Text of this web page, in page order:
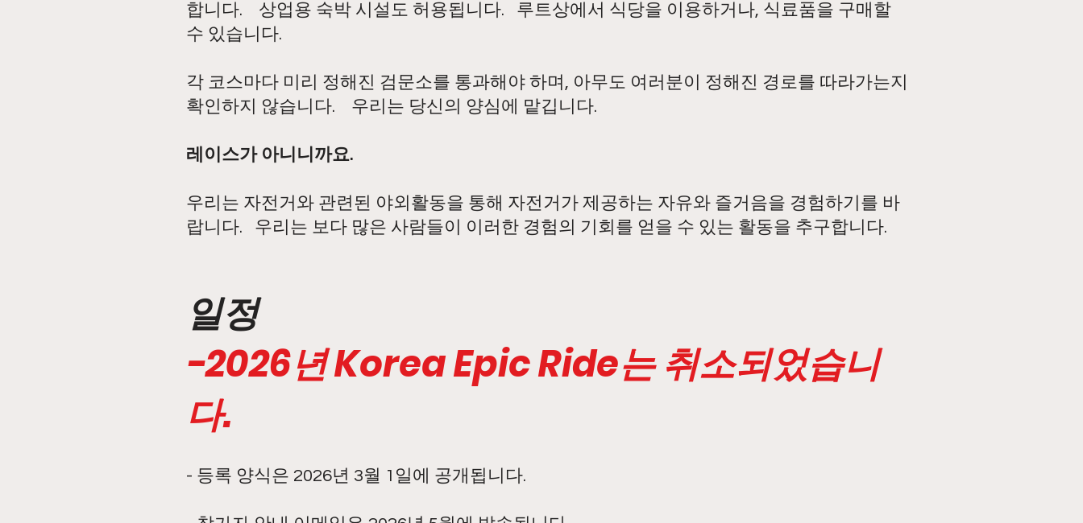
합니다. 상업용 숙박 시설도 허용됩니다. 루트상에서 식당을 이용하거나, 식료품을 구매할
수 있습니다.
각 코스마다 미리 정해진 검문소를 통과해야 하며, 아무도 여러분이 정해진 경로를 따라가는지
확인하지 않습니다. 우리는 당신의 양심에 맡깁니다.
레이스가 아니니까요.
우리는 자전거와 관련된 야외활동을 통해 자전거가 제공하는 자유와 즐거음을 경험하기를 바
랍니다. 우리는 보다 많은 사람들이 이러한 경험의 기회를 얻을 수 있는 활동을 추구합니다.
일정
-2026년 Korea Epic Ride는 취소되었습니
다.
- 등록 양식은 2026년 3월 1일에 공개됩니다.